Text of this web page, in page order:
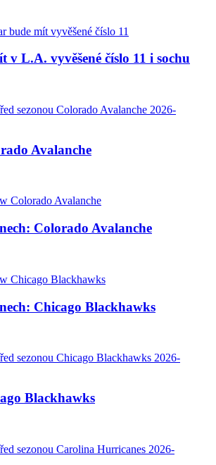
v L.A. vyvěšené číslo 11 i sochu
Avalanche
Colorado Avalanche
Chicago Blackhawks
Blackhawks